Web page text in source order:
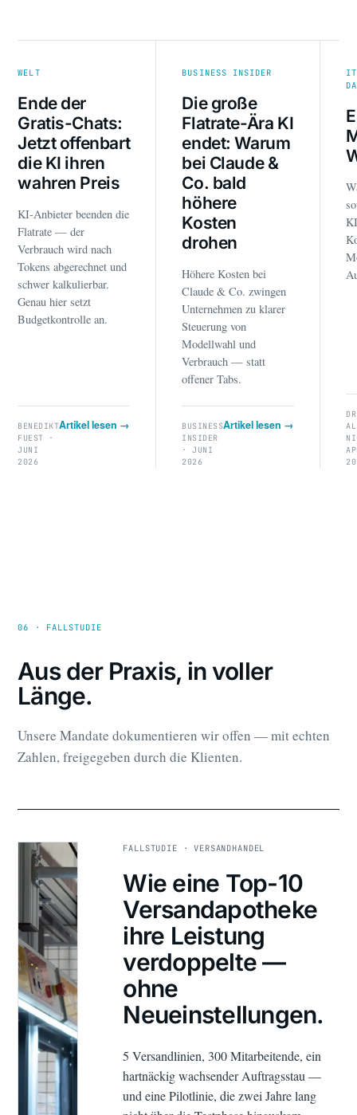
WELT
Ende der
Gratis-Chats:
Jetzt offenbart
die KI ihren
wahren Preis
KI-Anbieter beenden die
Flatrate — der
Verbrauch wird nach
Tokens abgerechnet und
schwer kalkulierbar.
Genau hier setzt
Budgetkontrolle an.
BENEDIKT
FUEST ·
JUNI
2026
Artikel lesen →
BUSINESS INSIDER
Die große
Flatrate-Ära KI
endet: Warum
bei Claude &
Co. bald
höhere
Kosten
drohen
Höhere Kosten bei
Claude & Co. zwingen
Unternehmen zu klarer
Steuerung von
Modellwahl und
Verbrauch — statt
offener Tabs.
BUSINESS
INSIDER
· JUNI
2026
Artikel lesen →
06 · FALLSTUDIE
Aus der Praxis, in voller
Länge.
Unsere Mandate dokumentieren wir offen — mit echten
Zahlen, freigegeben durch die Klienten.
FALLSTUDIE · VERSANDHANDEL
Wie eine Top-10
Versandapotheke
ihre Leistung
verdoppelte —
ohne
Neueinstellungen.
5 Versandlinien, 300 Mitarbeitende, ein
hartnäckig wachsender Auftragsstau —
und eine Pilotlinie, die zwei Jahre lang